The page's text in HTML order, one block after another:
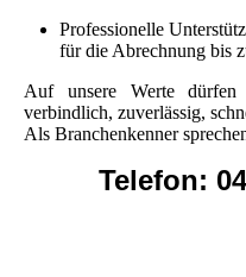
Professionelle
für die Abrechnung bis
Auf unsere Werte
verbindlich, zuverlässig,
Als Branchenkenner
Telefon: